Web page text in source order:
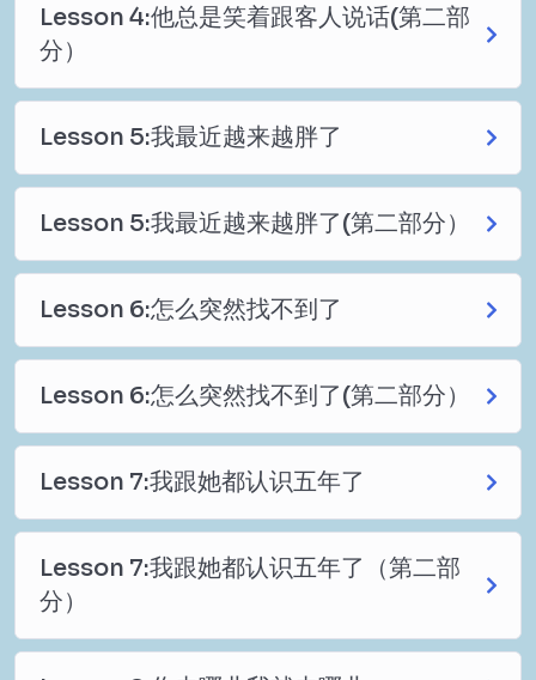
Lesson 4:他总是笑着跟客人说话(第二部
分）
Lesson 5:我最近越来越胖了
Lesson 5:我最近越来越胖了(第二部分）
Lesson 6:怎么突然找不到了
Lesson 6:怎么突然找不到了(第二部分）
Lesson 7:我跟她都认识五年了
Lesson 7:我跟她都认识五年了（第二部
分）